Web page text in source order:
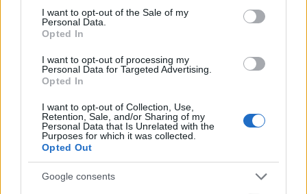
consent section.
I want to opt-out of the Sale of my
Personal Data.
Opted In
I want to opt-out of processing my
Personal Data for Targeted Advertising.
Opted In
I want to opt-out of Collection, Use,
Retention, Sale, and/or Sharing of my
Personal Data that Is Unrelated with the
Purposes for which it was collected.
Opted Out
Google consents
Bemutatkozik a Supernatural Movies
szerkesztősége
Supernatural Movies•2017. január 20.
VHS, blockbusterek, képregényhősök, akciósztárok,
sci-fi, horror, trash, Tarantino és egy rakás